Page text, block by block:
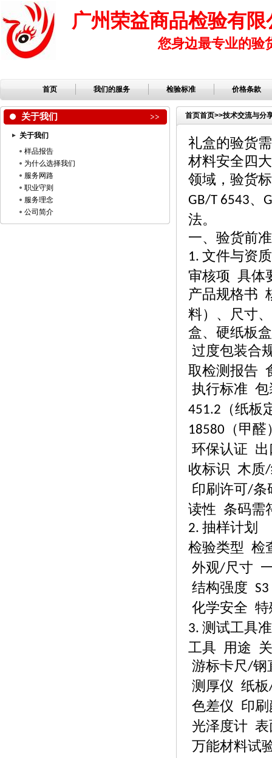
广州荣益商品检验有限
您身边最专业的验
首页 我们的服务 检验标准 价格条款
关于我们
关于我们
样品报告
为什么选择我们
服务网路
职业守则
服务理念
公司简介
首页首页>>技术交流与分
礼盒的验货
材料安全四
领域，验货
GB/T 6543、
法。
一、验货前
1. 文件与资
审核项 具体
产品规格书
料）、尺寸
盒、硬纸板
过度包装合
取检测报告
执行标准 包
451.2 （纸
18580
（甲
环保认证
收标识 木质/
印刷许可/条
读性 条码需
2. 抽样计划
检验类型 检
外观/尺寸
结构强度
化学安全 特
3. 测试工具
工具 用途
游标卡尺/钢
测厚仪 纸板
色差仪 印
光泽度计 表
万能材料试